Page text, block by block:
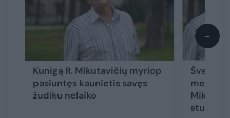
Kunigą R. Mikutavičių myriop
pasiuntęs kaunietis savęs
žudiku nelaiko
→